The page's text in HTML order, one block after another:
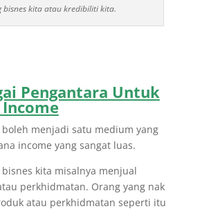
bisnes kita atau kredibiliti kita.
Pengantara Untuk
menjadi satu medium yang
income yang sangat luas.
bisnes kita misalnya menjual
perkhidmatan. Orang yang nak
atau perkhidmatan seperti itu